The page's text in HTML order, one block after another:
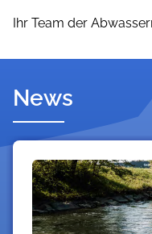
Ihr Team der
News